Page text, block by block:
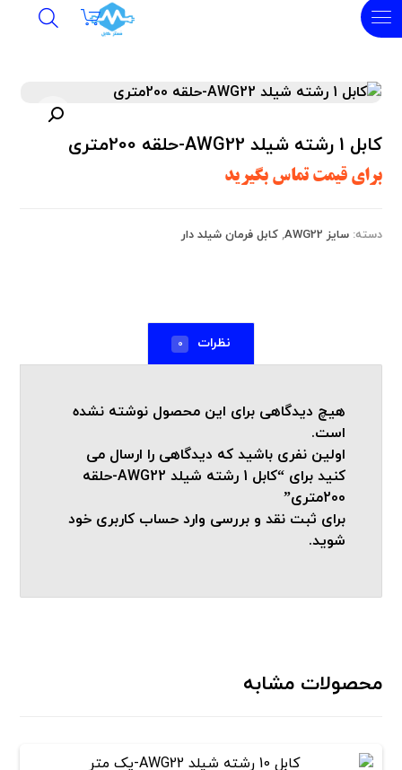
کابل 1 رشته شیلد AWG22-حلقه 200متری
برای قیمت تماس بگیرید
دسته:سایز AWG22 ,کابل فرمان شیلد دار
نظرات 0
هیچ دیدگاهی برای این محصول نوشته نشده
است.
اولین نفری باشید که دیدگاهی را ارسال می
کنید برای “کابل 1 رشته شیلد AWG22-حلقه
200متری”
برای ثبت نقد و بررسی وارد حساب کاربری خود
شوید.
محصولات مشابه